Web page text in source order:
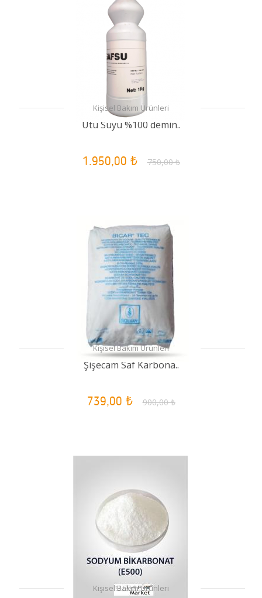
Kişisel Bakım Ürünleri
Ütü Suyu %100 demin..
1.950,00 ₺ 750,00 ₺
Kişisel Bakım Ürünleri
Şişecam Saf Karbona..
739,00 ₺ 900,00 ₺
Kişisel Bakım Ürünleri